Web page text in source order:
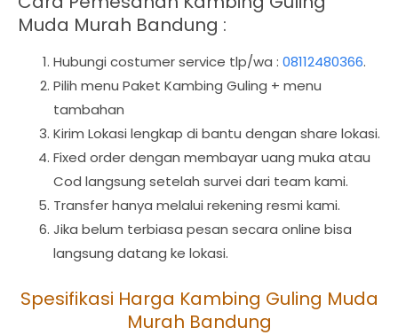
Muda Murah Bandung :
Hubungi costumer service tlp/wa : 08112480366.
Pilih menu Paket Kambing Guling + menu
tambahan
Kirim Lokasi lengkap di bantu dengan share lokasi.
Fixed order dengan membayar uang muka atau
Cod langsung setelah survei dari team kami.
Transfer hanya melalui rekening resmi kami.
Jika belum terbiasa pesan secara online bisa
langsung datang ke lokasi.
Spesifikasi Harga Kambing Guling Muda
Murah Bandung